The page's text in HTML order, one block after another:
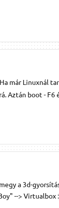
már Linuxnál
Aztán boot -
a 3d-
--> Virtualbox